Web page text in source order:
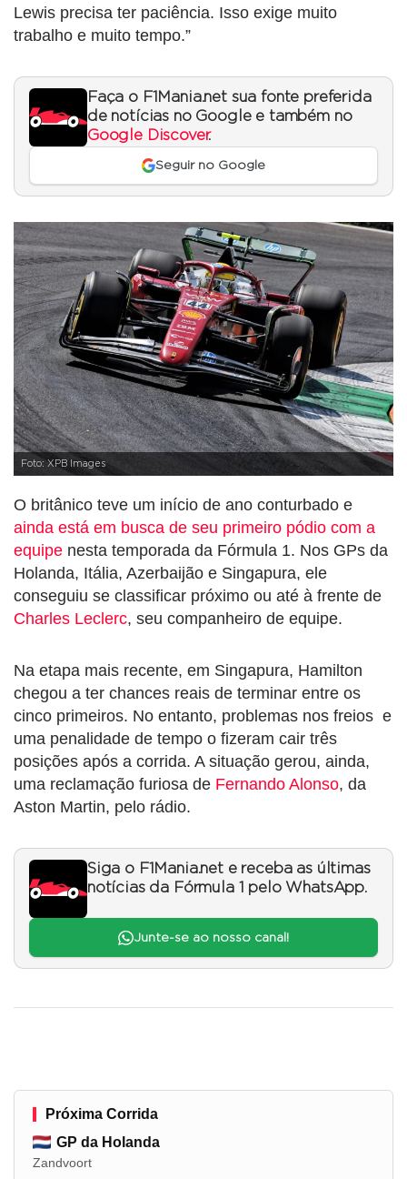
Lewis precisa ter paciência. Isso exige muito
trabalho e muito tempo.”
Faça o F1Mania.net sua fonte preferida
de notícias no Google e também no
Google Discover.
Seguir no Google
Foto: XPB Images
O britânico teve um início de ano conturbado e
ainda está em busca de seu primeiro pódio com a
equipe nesta temporada da Fórmula 1. Nos GPs da
Holanda, Itália, Azerbaijão e Singapura, ele
conseguiu se classificar próximo ou até à frente de
Charles Leclerc, seu companheiro de equipe.
Na etapa mais recente, em Singapura, Hamilton
chegou a ter chances reais de terminar entre os
cinco primeiros. No entanto, problemas nos freios e
uma penalidade de tempo o fizeram cair três
posições após a corrida. A situação gerou, ainda,
uma reclamação furiosa de Fernando Alonso, da
Aston Martin, pelo rádio.
Siga o F1Mania.net e receba as últimas
notícias da Fórmula 1 pelo WhatsApp.
Junte-se ao nosso canal!
Próxima Corrida
GP da Holanda
Zandvoort